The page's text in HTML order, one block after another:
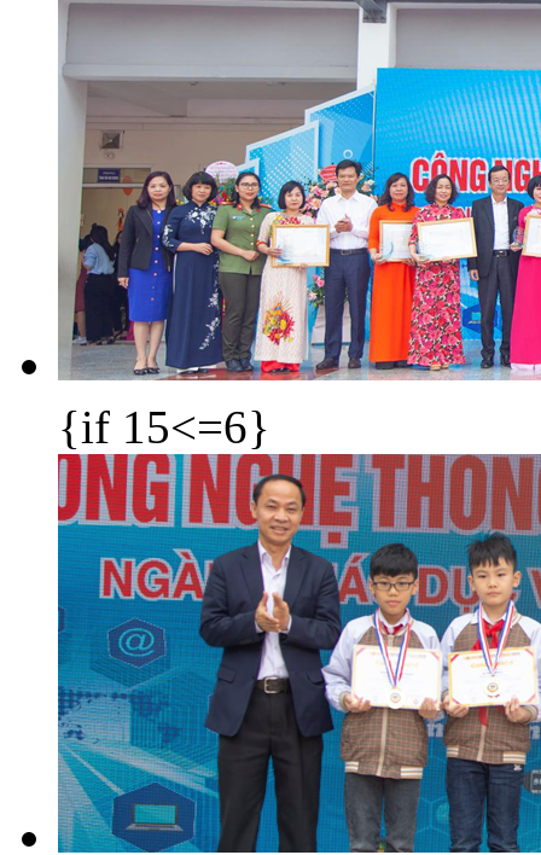
{if 15<=6}